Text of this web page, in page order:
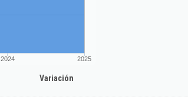
2024 2025
Variación